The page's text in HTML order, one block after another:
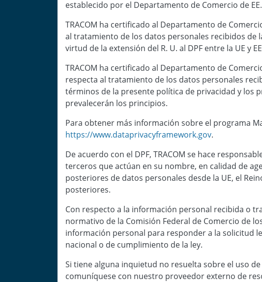
establecido por el Departamento de Comercio de
TRACOM ha certificado al Departamento de
al tratamiento de los datos personales recibidos de
virtud de la extensión del R. U. al DPF entre la UE y
TRACOM ha certificado al Departamento de
respecta al tratamiento de los datos personales
términos de la presente política de privacidad y los
prevalecerán los principios.
Para obtener más información sobre el programa
https://www.dataprivacyframework.gov.
De acuerdo con el DPF, TRACOM se hace
terceros que actúan en su nombre, en calidad de
posteriores de datos personales desde la UE, el
posteriores.
Con respecto a la información personal recibida o
normativo de la Comisión Federal de Comercio de
información personal para responder a la solicitud
nacional o de cumplimiento de la ley.
Si tiene alguna inquietud no resuelta sobre el uso
comuníquese con nuestro proveedor externo de